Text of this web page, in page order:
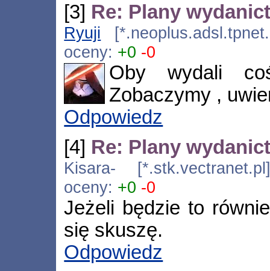
[3] Re: Plany
Ryuji
oceny: +0 -0
Oby wydali
Zobaczymy ,
Odpowiedz
[4] Re: Plany
Kisara-
oceny: +0 -0
Jeżeli będzie to
się skuszę.
Odpowiedz